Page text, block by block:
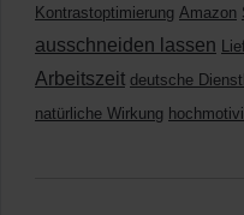
Kontrastoptimierung Amazon
ausschneiden lassen
Arbeitszeit deutsche
natürliche Wirkung